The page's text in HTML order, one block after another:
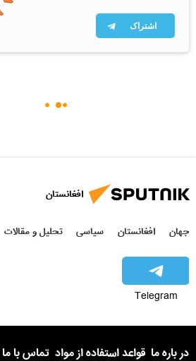
اشتراک
افغانستان
جهان افغانستان سیاسی تحلیل و مقالات
Telegram
در باره ما قواعد استفاده از مواد تماس با ما